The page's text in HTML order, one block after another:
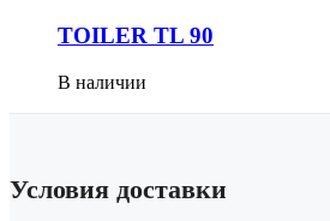
TOILER TL 90
В наличии
Условия доставки